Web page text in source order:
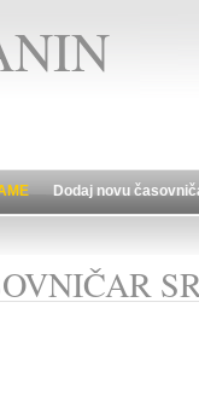
Dodaj novu